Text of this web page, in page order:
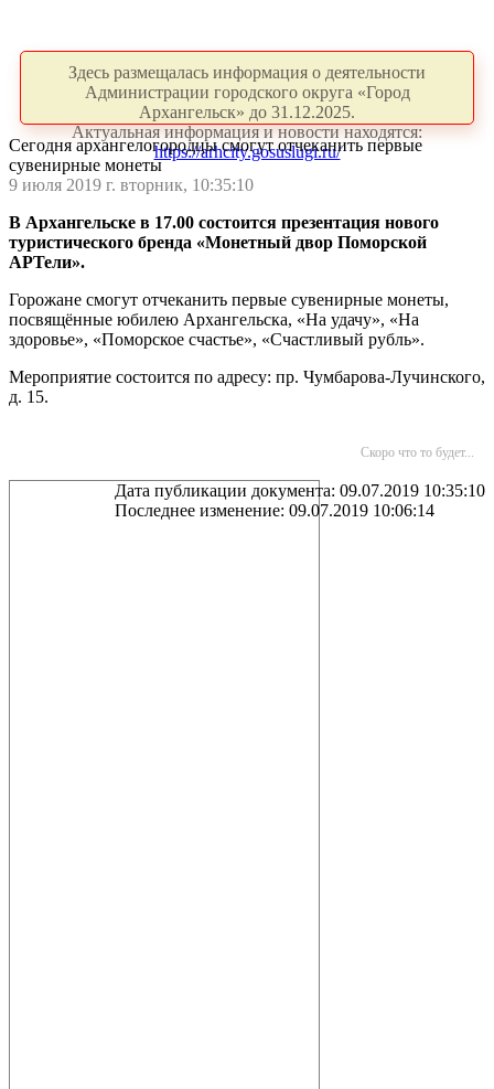
Здесь размещалась информация о деятельности
Администрации городского округа «Город
Архангельск» до 31.12.2025.
Актуальная информация и новости находятся:
https://arhcity.gosuslugi.ru/
Сегодня архангелогородцы смогут отчеканить первые
сувенирные монеты
9 июля 2019 г. вторник, 10:35:10
В Архангельске в 17.00 состоится презентация нового
туристического бренда «Монетный двор Поморской
АРТели».
Горожане смогут отчеканить первые сувенирные монеты,
посвящённые юбилею Архангельска, «На удачу», «На
здоровье», «Поморское счастье», «Счастливый рубль».
Мероприятие состоится по адресу: пр. Чумбарова-Лучинского,
д. 15.
Скоро что то будет...
Дата публикации документа: 09.07.2019 10:35:10
Последнее изменение: 09.07.2019 10:06:14